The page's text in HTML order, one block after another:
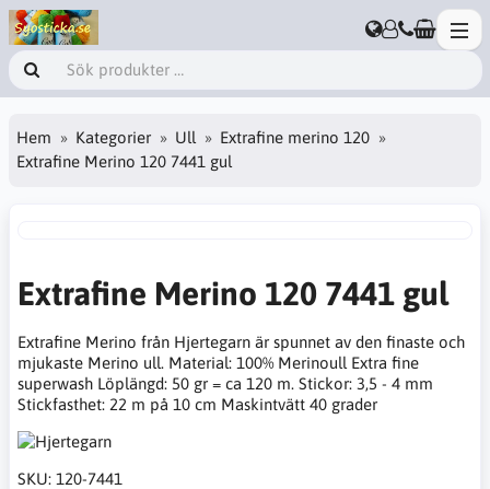
Hem Kategorier Ull
Extrafine merino 120
Extrafine Merino 120 7441 gul
Extrafine Merino 120 7441 gul
Extrafine Merino från Hjertegarn är spunnet av den finaste och
mjukaste Merino ull. Material: 100% Merinoull Extra fine
superwash Löplängd: 50 gr = ca 120 m. Stickor: 3,5 - 4 mm
Stickfasthet: 22 m på 10 cm Maskintvätt 40 grader
SKU: 120-7441